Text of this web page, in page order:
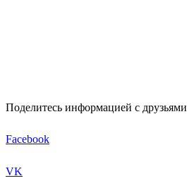
Поделитесь информацией с друзьями
Facebook
VK